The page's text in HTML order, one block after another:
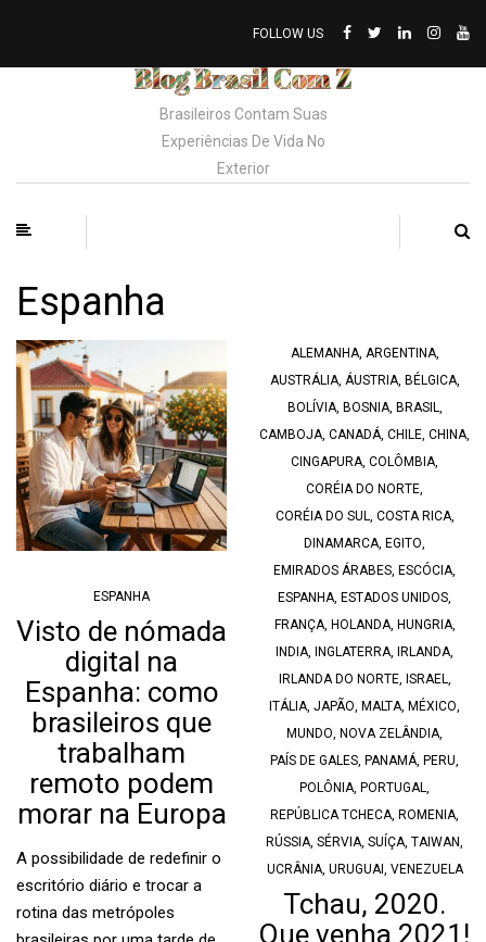
FOLLOW US
Brasileiros Contam Suas
Experiências De Vida No
Exterior
Espanha
ESPANHA
Visto de nómada
digital na
Espanha: como
brasileiros que
trabalham
remoto podem
morar na Europa
A possibilidade de redefinir o
escritório diário e trocar a
rotina das metrópoles
ALEMANHA, ARGENTINA,
AUSTRÁLIA, ÁUSTRIA, BÉLGICA,
BOLÍVIA, BOSNIA, BRASIL,
CAMBOJA, CANADÁ, CHILE, CHINA,
CINGAPURA, COLÔMBIA,
CORÉIA DO NORTE,
CORÉIA DO SUL, COSTA RICA,
DINAMARCA, EGITO,
EMIRADOS ÁRABES, ESCÓCIA,
ESPANHA, ESTADOS UNIDOS,
FRANÇA, HOLANDA, HUNGRIA,
INDIA, INGLATERRA, IRLANDA,
IRLANDA DO NORTE, ISRAEL,
ITÁLIA, JAPÃO, MALTA, MÉXICO,
MUNDO, NOVA ZELÂNDIA,
PAÍS DE GALES, PANAMÁ, PERU,
POLÔNIA, PORTUGAL,
REPÚBLICA TCHECA, ROMENIA,
RÚSSIA, SÉRVIA, SUÍÇA, TAIWAN,
UCRÂNIA, URUGUAI, VENEZUELA
Tchau, 2020.
Que venha 2021!